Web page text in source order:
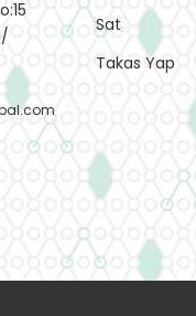
Sat
Takas Yap